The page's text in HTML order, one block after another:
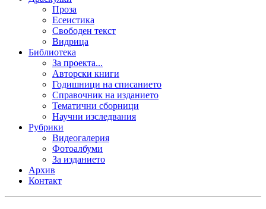
Проза
Есеистика
Свободен текст
Видрица
Библиотека
За проекта...
Авторски книги
Годишници на списанието
Справочник на изданието
Тематични сборници
Научни изследвания
Рубрики
Видеогалерия
Фотоалбуми
За изданието
Архив
Контакт